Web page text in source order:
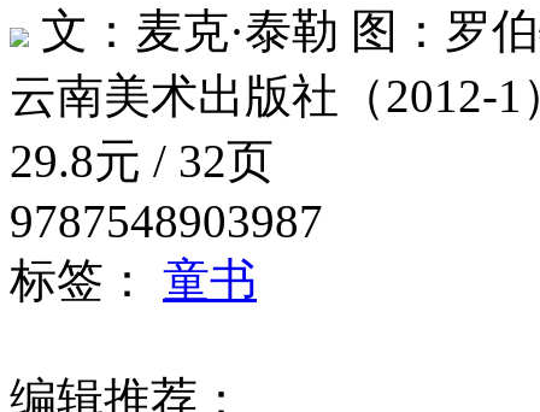
文：麦克·泰勒 图：罗
云南美术出版社（2012-1
29.8元 / 32页
9787548903987
标签： 童书
编辑推荐：